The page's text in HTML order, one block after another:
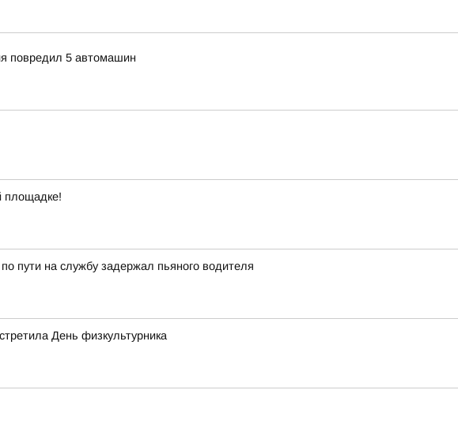
повредил 5 автомашин
площадке!
пути на службу задержал пьяного водителя
День физкультурника